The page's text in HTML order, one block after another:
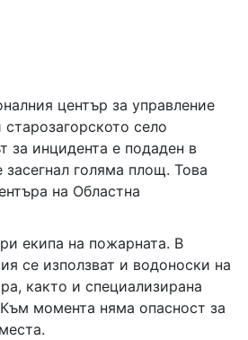
център за управление
село
за инцидента е подаден в
засегнал голяма площ. Това
на Областна
екипа на пожарната. В
се използват и водоноски на
както и специализирана
момента няма опасност за